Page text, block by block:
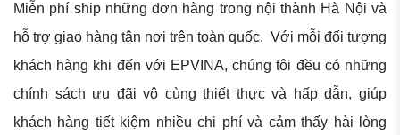
Miễn phí ship những đơn hàng trong nội thành Hà Nội và
hỗ trợ giao hàng tận nơi trên toàn quốc. Với mỗi đối tượng
khách hàng khi đến với EPVINA, chúng tôi đều có những
chính sách ưu đãi vô cùng thiết thực và hấp dẫn, giúp
khách hàng tiết kiệm nhiều chi phí và cảm thấy hài lòng